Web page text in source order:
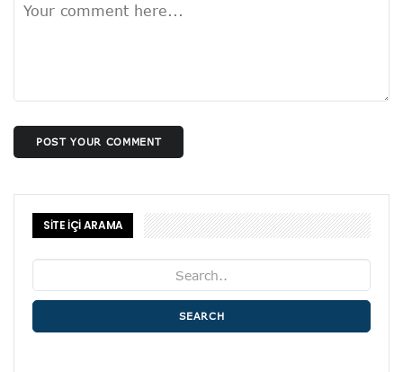
POST YOUR COMMENT
SİTE İÇİ ARAMA
SEARCH